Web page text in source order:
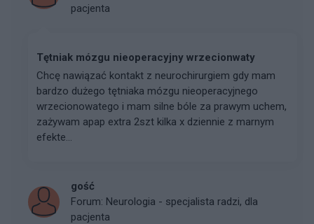
pacjenta
Tętniak mózgu nieoperacyjny wrzecionwaty
Chcę nawiązać kontakt z neurochirurgiem gdy mam
bardzo dużego tętniaka mózgu nieoperacyjnego
wrzecionowatego i mam silne bóle za prawym uchem,
zażywam apap extra 2szt kilka x dziennie z marnym
efekte...
gość
Forum: Neurologia - specjalista radzi, dla
pacjenta